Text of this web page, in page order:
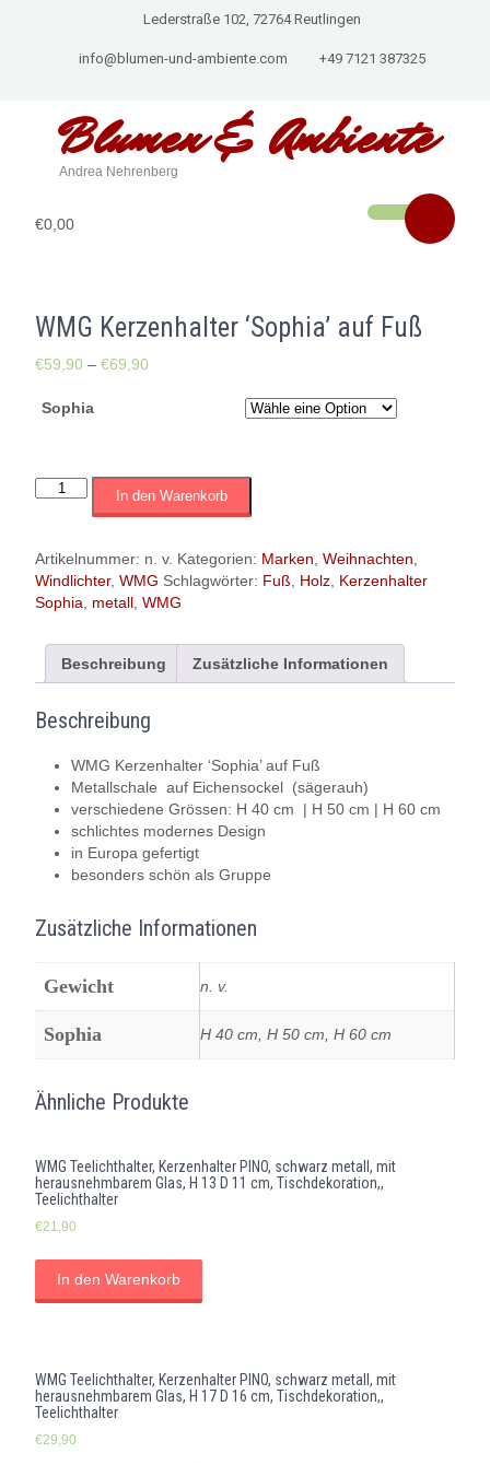
Lederstraße 102, 72764 Reutlingen
info@blumen-und-ambiente.com +49 7121 387325
Blumen & Ambiente
Andrea Nehrenberg
€0,00
WMG Kerzenhalter ‘Sophia’ auf Fuß
€59,90 – €69,90
Sophia
WMG
auf
Fuß
Menge
In den Warenkorb
Artikelnummer: n. v. Kategorien: Marken Weihnachten
Windlichter, WMG Schlagwörter: Fuß Holz Kerzenhalter
Sophia
metall WMG
Beschreibung Zusätzliche Informationen
Beschreibung
WMG Kerzenhalter ‘Sophia’ auf Fuß
Metallschale auf Eichensockel (sägerauh)
verschiedene Grössen: H 40 cm | H 50 cm | H 60 cm
schlichtes modernes Design
in Europa gefertigt
besonders schön als Gruppe
Zusätzliche Informationen
Gewicht n. v.
Sophia H 40 cm, H 50 cm, H 60 cm
Ähnliche Produkte
WMG Teelichthalter, Kerzenhalter PINO, schwarz metall, mit
herausnehmbarem Glas, H 13 D 11 cm, Tischdekoration,,
Teelichthalter
€21,90
In den Warenkorb
WMG Teelichthalter, Kerzenhalter PINO, schwarz metall, mit
herausnehmbarem Glas, H 17 D 16 cm, Tischdekoration,,
Teelichthalter
€29,90